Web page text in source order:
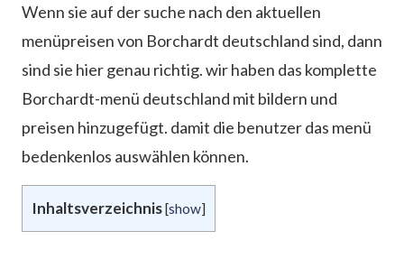
Wenn sie auf der suche nach den aktuellen
menüpreisen von Borchardt deutschland sind, dann
sind sie hier genau richtig. wir haben das komplette
Borchardt-menü deutschland mit bildern und
preisen hinzugefügt. damit die benutzer das menü
bedenkenlos auswählen können.
Inhaltsverzeichnis[show]